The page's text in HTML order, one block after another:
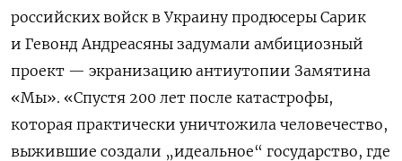
российских войск в Украину продюсеры Сарик
и Гевонд Андреасяны задумали амбициозный
проект — экранизацию антиутопии Замятина
«Мы». «Спустя 200 лет после катастрофы,
которая практически уничтожила человечество,
выжившие создали „идеальное“ государство, где